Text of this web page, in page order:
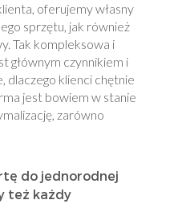
oferujemy własny
sprzętu, jak również
Tak kompleksowa i
głównym czynnikiem i
dlaczego klienci chętnie
jest bowiem w stanie
zarówno
do jednorodnej
też każdy